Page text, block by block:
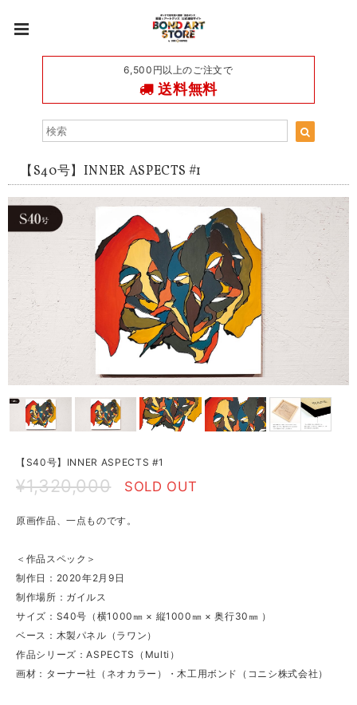
6,500円以上のご注文で
送料無料
【S40号】INNER ASPECTS #1
【S40号】INNER ASPECTS #1
¥1,320,000 SOLD OUT
原画作品、一点ものです。
＜作品スペック＞
制作日：2020年2月9日
制作場所：ガイルス
サイズ：S40号（横1000㎜ × 縦1000㎜ × 奥行30㎜ ）
ベース：木製パネル（ラワン）
作品シリーズ：ASPECTS（Multi）
画材：ターナー社（ネオカラー）・木工用ボンド（コニシ株式会社）